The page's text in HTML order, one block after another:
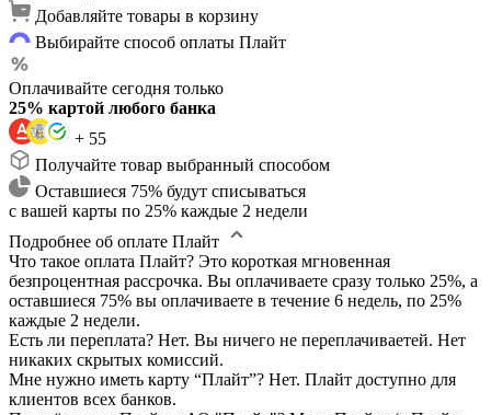
Добавляйте товары в корзину
Выбирайте способ оплаты Плайт
Оплачивайте сегодня только
25% картой любого банка
+ 55
Получайте товар выбранный способом
Оставшиеся 75% будут списываться
с вашей карты по 25% каждые 2 недели
Подробнее об оплате Плайт
Что такое оплата Плайт? Это короткая мгновенная
безпроцентная рассрочка. Вы оплачиваете сразу только 25%, а
оставшиеся 75% вы оплачиваете в течение 6 недель, по 25%
каждые 2 недели.
Есть ли переплата? Нет. Вы ничего не переплачиваетей. Нет
никаких скрытых комиссий.
Мне нужно иметь карту “Плайт”? Нет. Плайт доступно для
клиентов всех банков.